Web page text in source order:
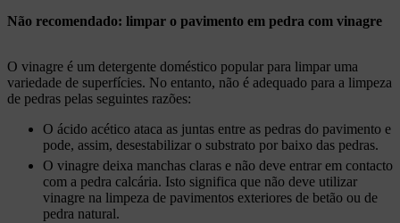
Não recomendado: limpar o pavimento em pedra com vinagre
O vinagre é um detergente doméstico popular para limpar uma
variedade de superfícies. No entanto, não é adequado para a limpeza
de pedras pelas seguintes razões:
O ácido acético ataca as juntas entre as pedras do pavimento e
pode, assim, desestabilizar o substrato por baixo das pedras.
O vinagre deixa manchas claras e não deve entrar em contacto
com a pedra calcária. Isto significa que não deve utilizar
vinagre na limpeza de pavimentos exteriores de betão ou de
pedra natural.